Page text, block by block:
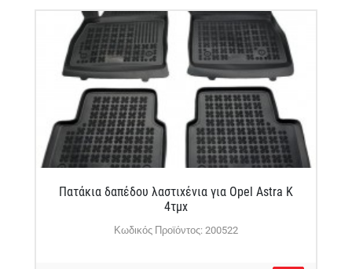
Πατάκια δαπέδου λαστιχένια για Opel Astra K
4τμχ
Κωδικός Προϊόντος: 200522